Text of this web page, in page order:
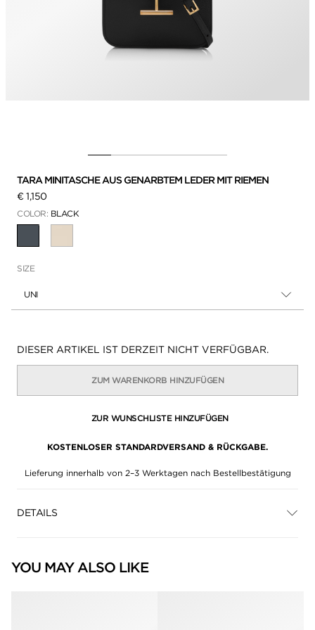
TARA MINITASCHE AUS GENARBTEM LEDER MIT RIEMEN
€ 1,150
COLOR: BLACK
SIZE
UNI
Verfügbarkeit:
DIESER ARTIKEL IST DERZEIT NICHT VERFÜGBAR.
ZUM WARENKORB HINZUFÜGEN
ZUR WUNSCHLISTE HINZUFÜGEN
KOSTENLOSER STANDARDVERSAND & RÜCKGABE.
Lieferung innerhalb von 2–3 Werktagen nach Bestellbestätigung
DETAILS
YOU MAY ALSO LIKE